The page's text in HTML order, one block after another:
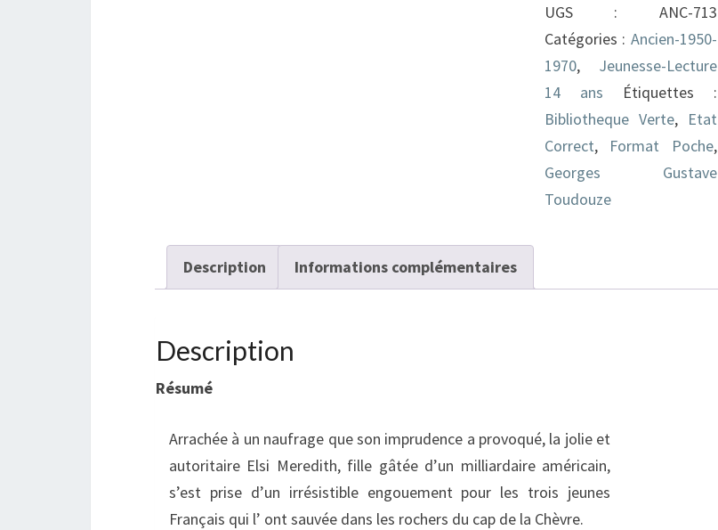
De
Merlin
UGS : ANC-713
Catégories : Ancien-1950-
1970, Jeunesse-Lecture
14 ans
Étiquettes :
Bibliotheque Verte, Etat
Correct, Format Poche,
Georges Gustave
Toudouze
Description Informations complémentaires
Description
Résumé
Arrachée à un naufrage que son imprudence a provoqué, la jolie et
autoritaire Elsi Meredith, fille gâtée d’un milliardaire américain,
s’est prise d’un irrésistible engouement pour les trois jeunes
Français qui l’ ont sauvée dans les rochers du cap de la Chèvre.